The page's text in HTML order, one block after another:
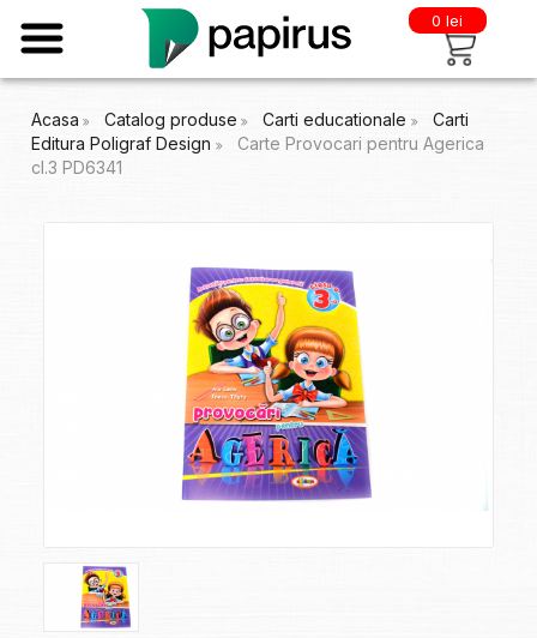
0 lei
Acasa Catalog produse Carti educationale
Carti
Editura Poligraf Design
Carte Provocari pentru Agerica
cl.3 PD6341